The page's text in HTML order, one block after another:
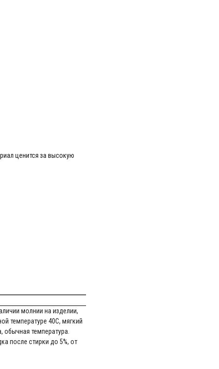
ценится за высокую
молнии на изделии,
температуре 40С, мягкий
температура.
после стирки до 5%, от